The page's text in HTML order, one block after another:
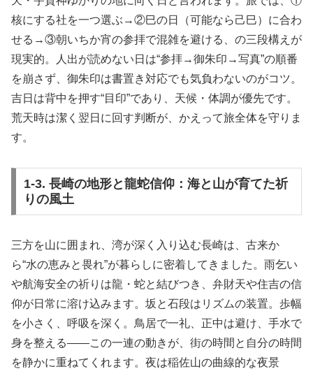
核にする社を一つ選ぶ→②巳の日（可能なら己巳）に合わ
せる→③朝いちか宵の参拝で混雑を避ける、の三段構えが
現実的。人出が読めない日は“参拝→御朱印→写真”の順番
を崩さず、御朱印は書置き対応でも気負わないのがコツ。
吉日は背中を押す“目印”であり、天候・体調が優先です。
荒天時は潔く翌日に回す判断が、かえって旅全体を守りま
す。
1-3. 長崎の地形と龍蛇信仰：海と山が育てた祈
りの風土
三方を山に囲まれ、湾が深く入り込む長崎は、古来か
ら“水の恵みと畏れ”が暮らしに密着してきました。雨乞い
や航海安全の祈りは龍・蛇と結びつき、弁財天や住吉の信
仰が日常に溶け込みます。坂と石段はリズムの装置。歩幅
を小さく、呼吸を深く。鳥居で一礼、正中は避け、手水で
身を整える——この一連の動きが、街の時間と自分の時間
を静かに重ねてくれます。夜は稲佐山の曲線的な夜景